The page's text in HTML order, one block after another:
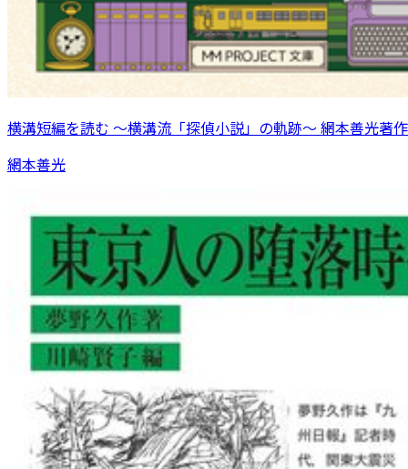
横溝短編を読む 〜横溝流「探偵小説」の軌跡〜 網本善光著
網本善光